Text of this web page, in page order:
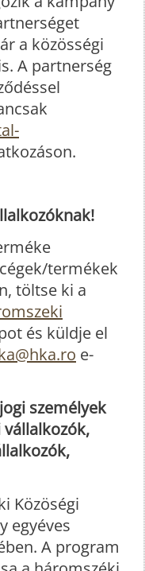
a közösségi
A partnerség
termékek
töltse ki a
és küldje el
e-
személyek
Közöségi
egyéves
A program